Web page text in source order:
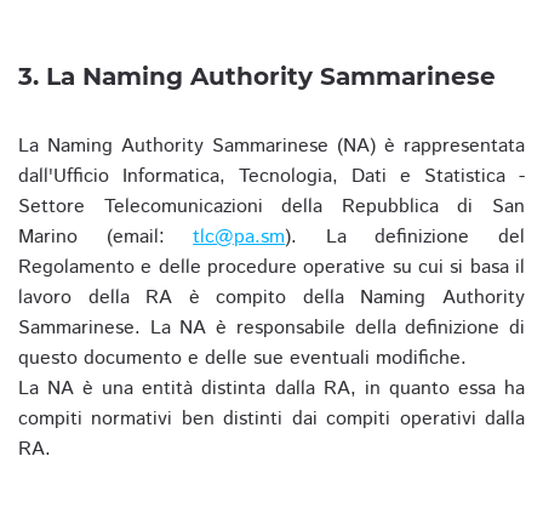
3. La Naming Authority Sammarinese
La Naming Authority Sammarinese (NA) è rappresentata
dall'Ufficio Informatica, Tecnologia, Dati e Statistica -
Settore Telecomunicazioni della Repubblica di San
Marino (email:tlc@pa.sm). La definizione del
Regolamento e delle procedure operative su cui si basa il
lavoro della RA è compito della Naming Authority
Sammarinese. La NA è responsabile della definizione di
questo documento e delle sue eventuali modifiche.
La NA è una entità distinta dalla RA, in quanto essa ha
compiti normativi ben distinti dai compiti operativi dalla
RA.